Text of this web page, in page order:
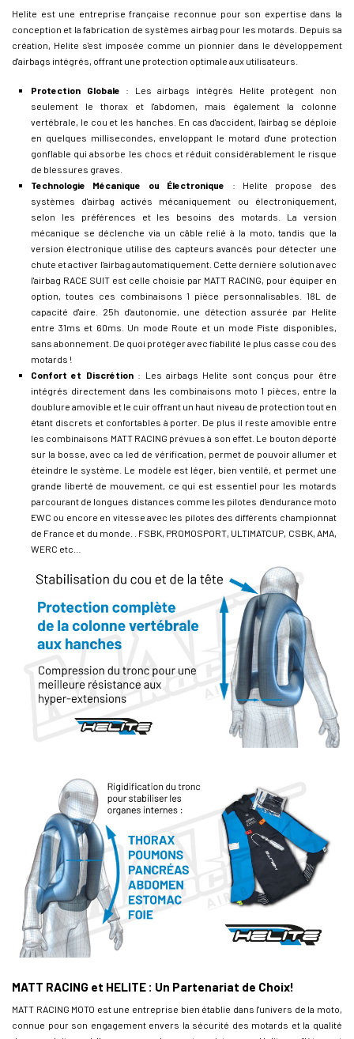
Helite est une entreprise française reconnue pour son expertise dans la
conception et la fabrication de systèmes airbag pour les motards. Depuis sa
création, Helite s'est imposée comme un pionnier dans le développement
d'airbags intégrés, offrant une protection optimale aux utilisateurs.
Protection Globale : Les airbags intégrés Helite protègent non
seulement le thorax et l'abdomen, mais également la colonne
vertébrale, le cou et les hanches. En cas d'accident, l'airbag se déploie
en quelques millisecondes, enveloppant le motard d'une protection
gonflable qui absorbe les chocs et réduit considérablement le risque
de blessures graves.
Technologie Mécanique ou Électronique : Helite propose des
systèmes d'airbag activés mécaniquement ou électroniquement,
selon les préférences et les besoins des motards. La version
mécanique se déclenche via un câble relié à la moto, tandis que la
version électronique utilise des capteurs avancés pour détecter une
chute et activer l'airbag automatiquement. Cette dernière solution avec
l'airbag RACE SUIT est celle choisie par MATT RACING, pour équiper en
option, toutes ces combinaisons 1 pièce personnalisables. 18L de
capacité d'aire. 25h d'autonomie, une détection assurée par Helite
entre 31ms et 60ms. Un mode Route et un mode Piste disponibles,
sans abonnement. De quoi protéger avec fiabilité le plus casse cou des
motards !
Confort et Discrétion: Les airbags Helite sont conçus pour être
intégrés directement dans les combinaisons moto 1 pièces, entre la
doublure amovible et le cuir offrant un haut niveau de protection tout en
étant discrets et confortables à porter. De plus il reste amovible entre
les combinaisons MATT RACING prévues à son effet. Le bouton déporté
sur la bosse, avec ca led de vérification, permet de pouvoir allumer et
éteindre le système. Le modèle est léger, bien ventilé, et permet une
grande liberté de mouvement, ce qui est essentiel pour les motards
parcourant de longues distances comme les pilotes d'endurance moto
EWC ou encore en vitesse avec les pilotes des différents championnat
de France et du monde. . FSBK, PROMOSPORT, ULTIMATCUP, CSBK, AMA,
WERC etc…
MATT RACING et HELITE : Un Partenariat de Choix!
MATT RACING MOTO est une entreprise bien établie dans l'univers de la moto,
connue pour son engagement envers la sécurité des motards et la qualité